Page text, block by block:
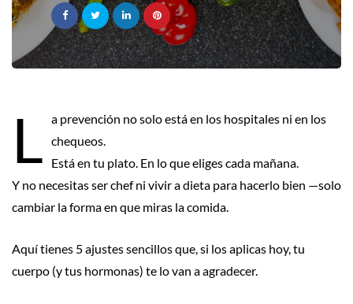
L a prevención no solo está en los hospitales ni en los
chequeos.
Está en tu plato. En lo que eliges cada mañana.
Y no necesitas ser chef ni vivir a dieta para hacerlo bien —solo
cambiar la forma en que miras la comida.
Aquí tienes 5 ajustes sencillos que, si los aplicas hoy, tu
cuerpo (y tus hormonas) te lo van a agradecer.